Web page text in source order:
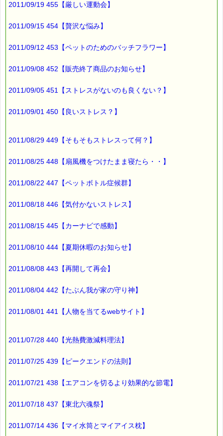
https://pass-thyme.com/fit/p005.asp
■ｅパスタイム通信編集長 ルコ＠千葉るみこ 編集後記
余震が少ないのですが、
大きいのが来るような気がして
かえって
恐怖が募ります。
手放せないですね。
最後まで読んでいただきありがとうございます。
*****@pass-thyme.com
■メルマガ読者だけの eクーポン券 プレゼント
有効期限 ：2011/04/28(木)まで
バッチフラワーレメディ・レスキュークリーム１本当毎に
200円（1等）～50円（3等）の範囲内で割引きになります。
当たる確率は（★1等：10% ★2等：20% ★3等：70%）で
※バッチフラワー関連商品・関連書籍、セット商品は対象外で
※1度のご購入につき1枚しかご利用いただけません。
詳しくは下記サイトをご覧ください。
→https://pass-thyme.com/info/#coupon
2011/09/19 455【厳しい運動会】
2011/09/15 454【贅沢な悩み】
2011/09/12 453【ペットのためのバッチフラワー】
2011/09/08 452【販売終了商品のお知らせ】
2011/09/05 451【ストレスがないのも良くない？】
2011/09/01 450【良いストレス？】
2011/08/29 449【そもそもストレスって何？】
2011/08/25 448【扇風機をつけたまま寝たら・・】
2011/08/22 447【ペットボトル症候群】
2011/08/18 446【気付かないストレス】
2011/08/15 445【カーナビで感動】
2011/08/10 444【夏期休暇のお知らせ】
2011/08/08 443【再開して再会】
2011/08/04 442【たぶん我が家の守り神】
2011/08/01 441【人物を当てるwebサイト】
2011/07/28 440【光熱費激減料理法】
2011/07/25 439【ピークエンドの法則】
2011/07/21 438【エアコンを切るより効果的な節電】
2011/07/18 437【東北六魂祭】
2011/07/14 436【マイ水筒とマイアイス枕】